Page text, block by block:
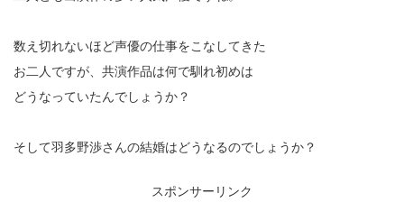
数え切れないほど声優の仕事をこなしてきた
お二人ですが、共演作品は何で馴れ初めは
どうなっていたんでしょうか？
そして羽多野渉さんの結婚はどうなるのでしょうか？
スポンサーリンク